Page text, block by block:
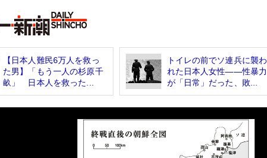
【日本人難民6万人を救っ
た男】「もう一人の杉原千
畝」 日本人を救った...
トイレの前でソ連兵に襲わ
れた日本人女性――性暴力
が「日常」だった、敗...